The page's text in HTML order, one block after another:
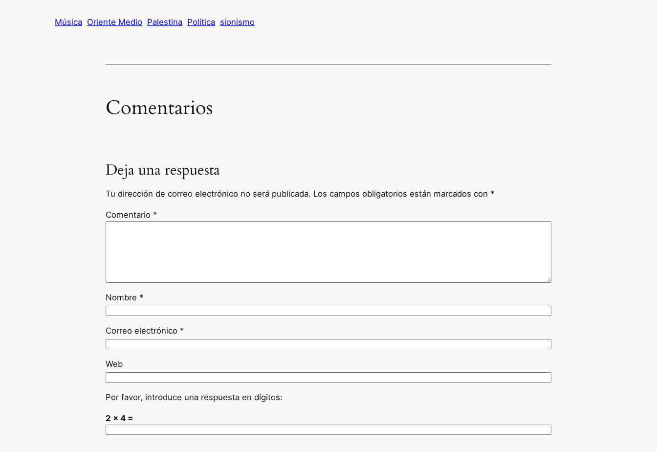
Música Oriente Medio Palestina Política sionismo
Comentarios
Deja una respuesta
Tu dirección de correo electrónico no será publicada. Los campos obligatorios están marcados con *
Comentario *
Nombre *
Correo electrónico *
Web
Por favor, introduce una respuesta en dígitos:
2 × 4 =